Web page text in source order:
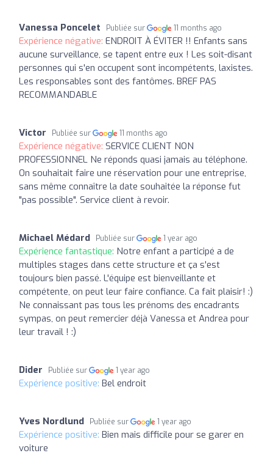
Vanessa Poncelet Publiée sur 11 months ago
Expérience négative: ENDROIT À ÉVITER !! Enfants sans
aucune surveillance, se tapent entre eux ! Les soit-disant
personnes qui s'en occupent sont incompétents, laxistes.
Les responsables sont des fantômes. BREF PAS
RECOMMANDABLE
Victor Publiée sur 11 months ago
Expérience négative: SERVICE CLIENT NON
PROFESSIONNEL Ne réponds quasi jamais au téléphone.
On souhaitait faire une réservation pour une entreprise,
sans même connaître la date souhaitée la réponse fut
"pas possible". Service client à revoir.
Michael Médard Publiée sur 1 year ago
Expérience fantastique: Notre enfant a participé a de
multiples stages dans cette structure et ça s'est
toujours bien passé. L'équipe est bienveillante et
compétente, on peut leur faire confiance. Ca fait plaisir! :)
Ne connaissant pas tous les prénoms des encadrants
sympas, on peut remercier déjà Vanessa et Andrea pour
leur travail ! :)
Dider Publiée sur 1 year ago
Expérience positive: Bel endroit
Yves Nordlund Publiée sur 1 year ago
Expérience positive: Bien mais difficile pour se garer en
voiture